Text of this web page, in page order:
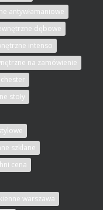
antywłamaniowe
dębowe
intenso
na zamówienie
stoły
szklane
cena
warszawa